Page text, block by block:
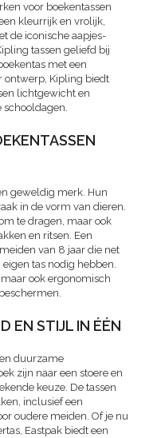
voor boekentassen
kleurrijk en vrolijk,
de iconische aapjes-
tassen geliefd bij
met een
ontwerp, Kipling biedt
lichtgewicht en
schooldagen.
geweldig merk. Hun
in de vorm van dieren.
te dragen, maar ook
en ritsen. Een
van 8 jaar die net
tas nodig hebben.
ook ergonomisch
EN STIJL IN ÉÉN
duurzame
zijn naar een stoere en
keuze. De tassen
inclusief een
oudere meiden. Of je nu
Eastpak biedt een